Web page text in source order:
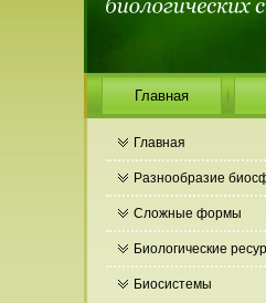
Главная
Главная
Разнообразие
Сложные формы
Биологические
Биосистемы